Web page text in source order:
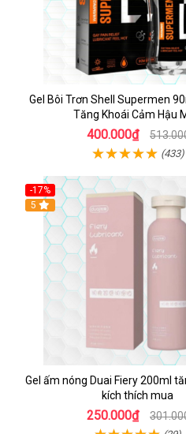
Gel Bôi Trơn Shell Supermen
Tăng Khoái Cảm Hậu
400.000₫
(433)
-17%
5
Gel ấm nóng Duai Fiery 200ml
kích thích mua
250.000₫